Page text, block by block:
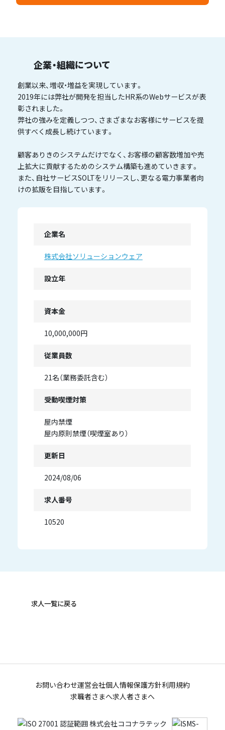
企業・組織について
創業以来、増収・増益を実現しています。
2019年には弊社が開発を担当したHR系のWebサービスが表
彰されました。
弊社の強みを定義しつつ、さまざまなお客様にサービスを提
供すべく成長し続けています。
顧客ありきのシステムだけでなく、お客様の顧客数増加や売
上拡大に貢献するためのシステム構築も進めていきます。
また、自社サービスSOLTをリリースし、更なる電力事業者向
けの拡販を目指しています。
企業名
株式会社ソリューションウェア
設立年
資本金
10,000,000円
従業員数
21名（業務委託含む）
受動喫煙対策
屋内禁煙
屋内原則禁煙（喫煙室あり）
更新日
2024/08/06
求人番号
10520
求人一覧に戻る
お問い合わせ運営会社個人情報保護方針利用規約
求職者さまへ求人者さまへ